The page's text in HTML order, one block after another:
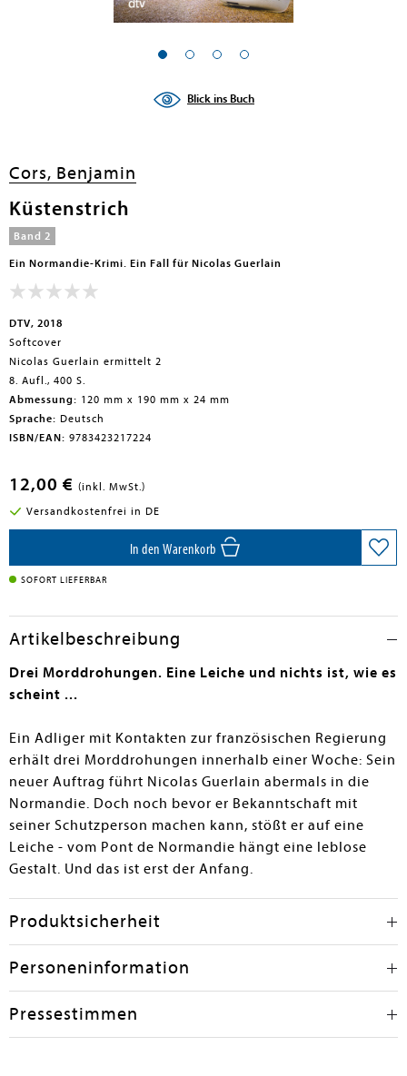
Blick ins Buch
Cors, Benjamin
Küstenstrich
Band 2
Ein Normandie-Krimi. Ein Fall für Nicolas Guerlain
DTV, 2018
Softcover
Nicolas Guerlain ermittelt 2
8. Aufl., 400 S.
Abmessung: 120 mm x 190 mm x 24 mm
Sprache: Deutsch
ISBN/EAN: 9783423217224
12,00 € (inkl. MwSt.)
Versandkostenfrei in DE
In den Warenkorb
SOFORT LIEFERBAR
Artikelbeschreibung
Drei Morddrohungen. Eine Leiche und nichts ist, wie es
scheint ...
Ein Adliger mit Kontakten zur französischen Regierung
erhält drei Morddrohungen innerhalb einer Woche: Sein
neuer Auftrag führt Nicolas Guerlain abermals in die
Normandie. Doch noch bevor er Bekanntschaft mit
seiner Schutzperson machen kann, stößt er auf eine
Leiche - vom Pont de Normandie hängt eine leblose
Gestalt. Und das ist erst der Anfang.
Produktsicherheit
Personeninformation
Pressestimmen